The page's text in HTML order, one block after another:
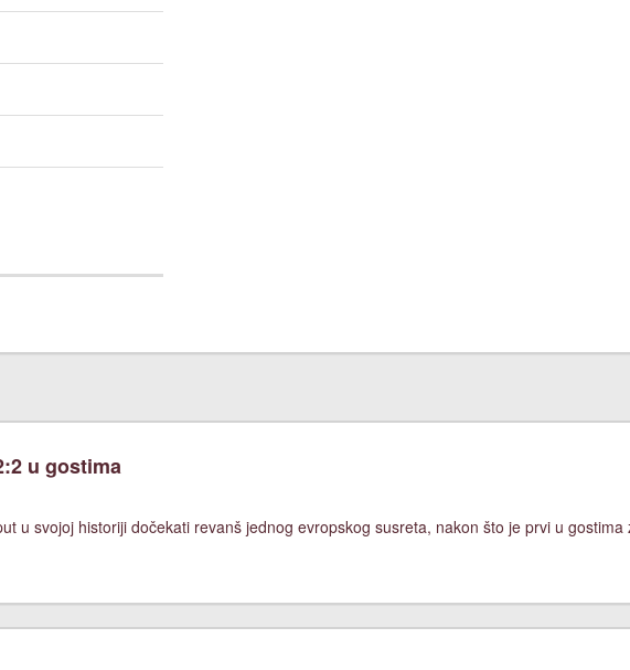
u gostima
u svojoj historiji dočekati revanš jednog evropskog susreta, nakon što je prvi u gostima